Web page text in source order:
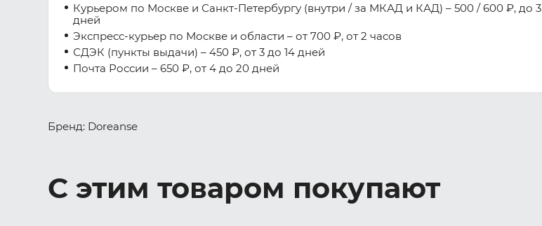
Курьером по Москве и Санкт-Петербургу (внутри / за МКАД и КАД) – 500 / 600 ₽, до 3
дней
Экспресс-курьер по Москве и области – от 700 ₽, от 2 часов
СДЭК (пункты выдачи) – 450 ₽, от 3 до 14 дней
Почта России – 650 ₽, от 4 до 20 дней
Бренд: Doreanse
С этим товаром покупают